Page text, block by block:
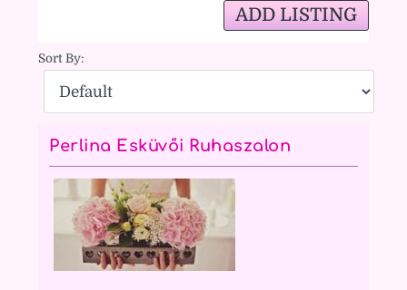
ADD LISTING
Sort By:
Perlina Esküvői Ruhaszalon